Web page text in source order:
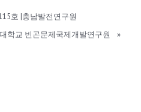
호 |충남발전연구원
학교 빈곤문제국제개발연구원
»